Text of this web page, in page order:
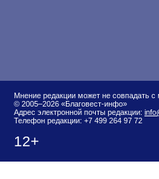
Мнение редакции может не совпадать
© 2005–2026 «Благовест-инфо»
Адрес электронной почты редакции:
Телефон редакции: +7 499 264 97 72
12+